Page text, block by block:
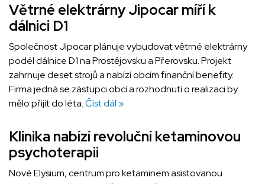
Větrné elektrárny Jipocar míří k
dálnici D1
Společnost Jipocar plánuje vybudovat větrné elektrárny
podél dálnice D1 na Prostějovsku a Přerovsku. Projekt
zahrnuje deset strojů a nabízí obcím finanční benefity.
Firma jedná se zástupci obcí a rozhodnutí o realizaci by
mělo přijít do léta.Číst dál »
Klinika nabízí revoluční ketaminovou
psychoterapii
Nové Elysium, centrum pro ketaminem asistovanou